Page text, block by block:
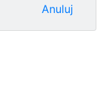
Anuluj